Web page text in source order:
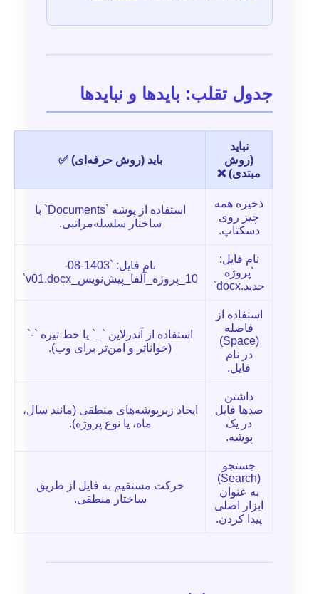
جدول تقلب: بایدها و نبایدها
نباید
(روش
مبتدی) ❌
باید (روش حرفه‌ای) ✅
ذخیره همه
چیز روی
دسکتاپ.
استفاده از پوشه `Documents` با
ساختار سلسله‌مراتبی.
نام فایل:
`پروژه
جدید.docx`
نام فایل: `1403-08-
10_پروژه_آلفا_پیش‌نویس_v01.docx`
استفاده از
فاصله
(Space)
در نام
فایل.
استفاده از آندرلاین `_` یا خط تیره `-`
(خواناتر و امن‌تر برای وب).
داشتن
صدها فایل
در یک
پوشه.
ایجاد زیرپوشه‌های منطقی (مانند سال،
ماه، یا نوع پروژه).
جستجو
(Search)
به عنوان
ابزار اصلی
پیدا کردن.
حرکت مستقیم به فایل از طریق
ساختار منطقی.